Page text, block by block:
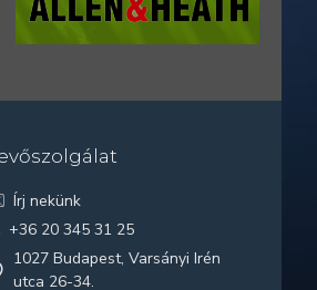
Írj nekünk
+36 20 345 31 25
1027 Budapest, Varsányi Irén
utca 26-34.